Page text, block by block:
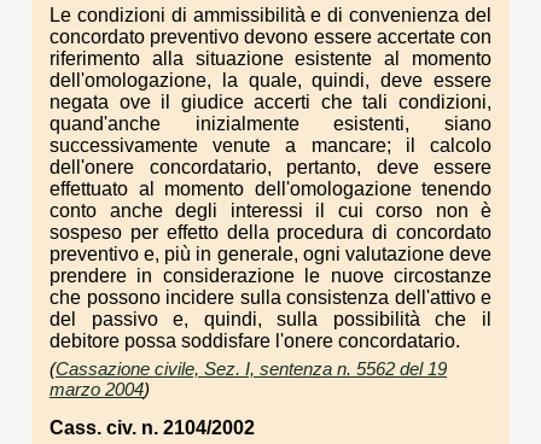
Le condizioni di ammissibilità e di convenienza del
concordato preventivo devono essere accertate con
riferimento alla situazione esistente al momento
dell'omologazione, la quale, quindi, deve essere
negata ove il giudice accerti che tali condizioni,
quand'anche inizialmente esistenti, siano
successivamente venute a mancare; il calcolo
dell'onere concordatario, pertanto, deve essere
effettuato al momento dell'omologazione tenendo
conto anche degli interessi il cui corso non è
sospeso per effetto della procedura di concordato
preventivo e, più in generale, ogni valutazione deve
prendere in considerazione le nuove circostanze
che possono incidere sulla consistenza dell'attivo e
del passivo e, quindi, sulla possibilità che il
debitore possa soddisfare l'onere concordatario.
(Cassazione civile, Sez. I, sentenza n. 5562 del 19
marzo 2004)
Cass. civ. n. 2104/2002